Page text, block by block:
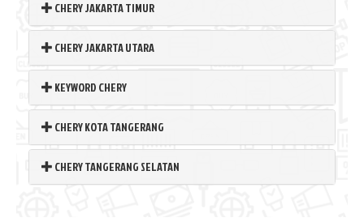
CHERY JAKARTA TIMUR
CHERY JAKARTA UTARA
KEYWORD CHERY
CHERY KOTA TANGERANG
CHERY TANGERANG SELATAN